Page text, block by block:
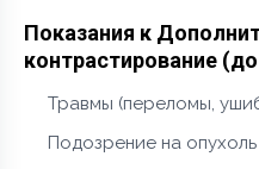
Показания к
контрастирование (до
Травмы (переломы,
Подозрение на опухоль